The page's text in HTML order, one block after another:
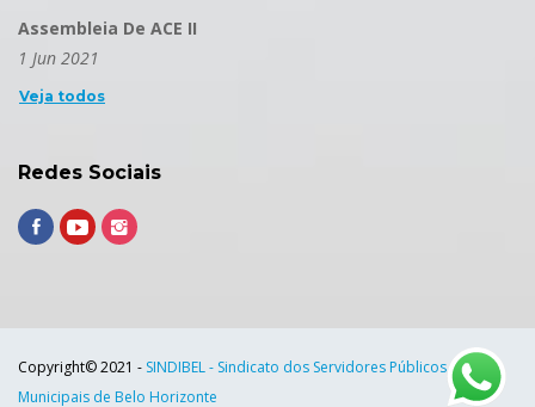
Assembleia De ACE II
1 Jun 2021
Veja todos
Redes Sociais
Copyright© 2021 - SINDIBEL - Sindicato dos Servidores Públicos
Municipais de Belo Horizonte